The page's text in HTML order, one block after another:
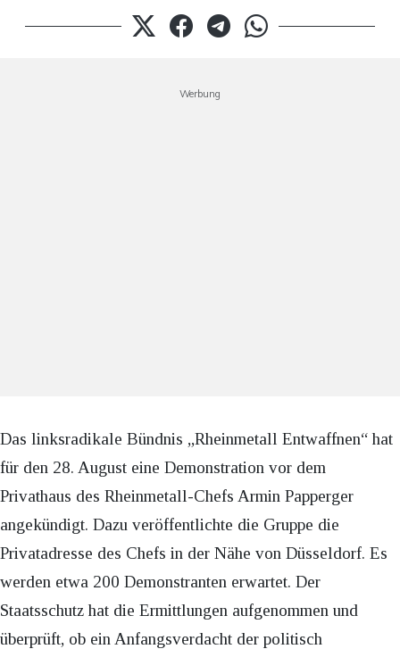
Werbung
Das linksradikale Bündnis „Rheinmetall Entwaffnen“ hat
für den 28. August eine Demonstration vor dem
Privathaus des Rheinmetall-Chefs Armin Papperger
angekündigt. Dazu veröffentlichte die Gruppe die
Privatadresse des Chefs in der Nähe von Düsseldorf. Es
werden etwa 200 Demonstranten erwartet. Der
Staatsschutz hat die Ermittlungen aufgenommen und
überprüft, ob ein Anfangsverdacht der politisch